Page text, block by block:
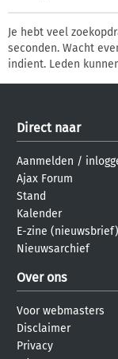
Je hebt veel
seconden. Wacht
indient. Leden
Direct naar
Aanmelden /
Ajax Forum
Stand
Kalender
E-zine (nieuwsbrief)
Nieuwsarchief
Over ons
Voor webmasters
Disclaimer
Privacy